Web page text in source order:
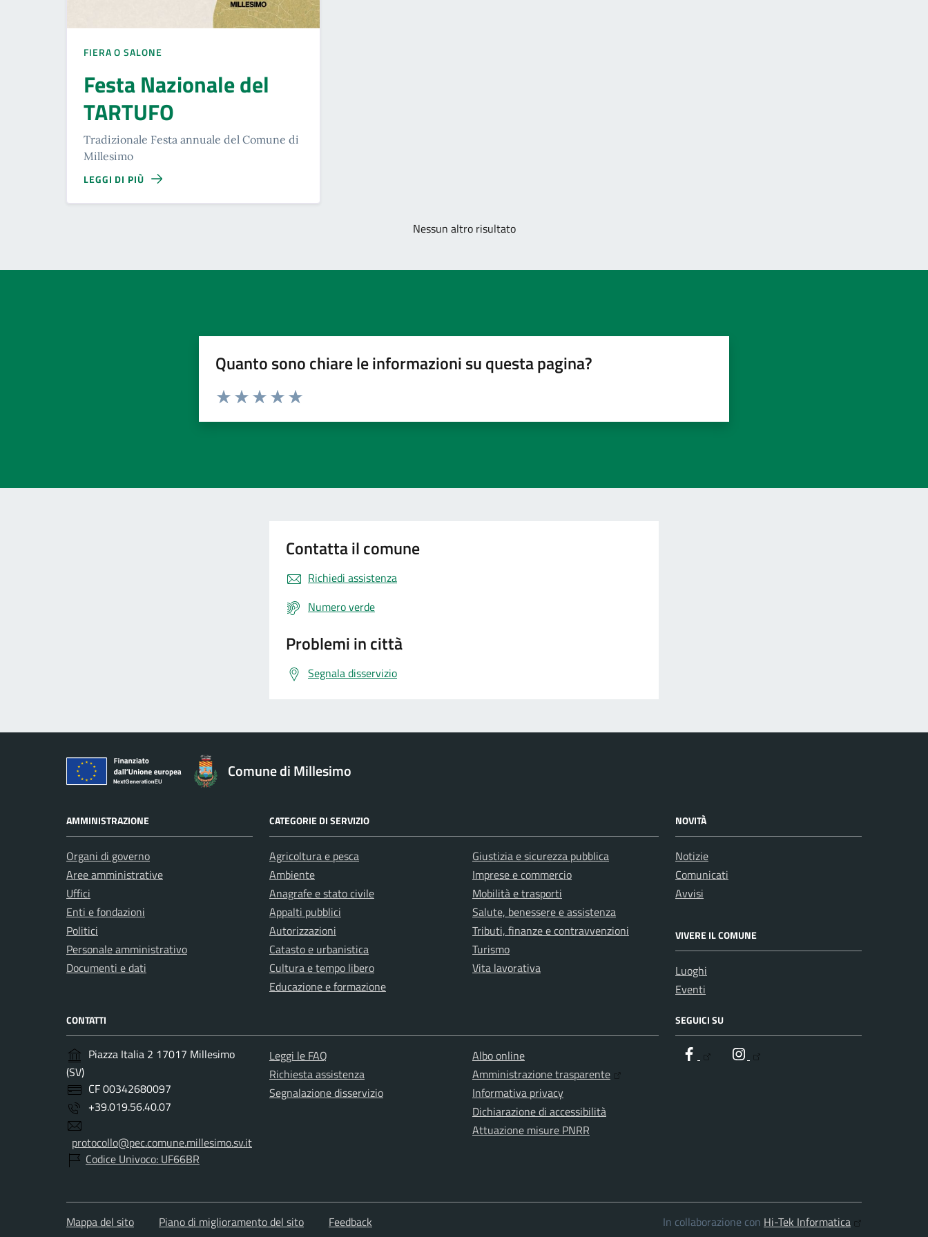
FIERA O SALONE
Festa Nazionale del
TARTUFO
Tradizionale Festa annuale del Comune di
Millesimo
LEGGI DI PIÙ
Nessun altro risultato
Quanto sono chiare le informazioni su questa pagina?
Valuta da 1 a 5 stelle la pagina
Contatta il comune
Richiedi assistenza
Numero verde
Problemi in città
Segnala disservizio
Comune di Millesimo
AMMINISTRAZIONE
Organi di governo
Aree amministrative
Uffici
Enti e fondazioni
Politici
Personale amministrativo
Documenti e dati
CATEGORIE DI SERVIZIO
Agricoltura e pesca
Ambiente
Anagrafe e stato civile
Appalti pubblici
Autorizzazioni
Catasto e urbanistica
Cultura e tempo libero
Educazione e formazione
Giustizia e sicurezza pubblica
Imprese e commercio
Mobilità e trasporti
Salute, benessere e assistenza
Tributi, finanze e contravvenzioni
Turismo
Vita lavorativa
NOVITÀ
Notizie
Comunicati
Avvisi
VIVERE IL COMUNE
Luoghi
Eventi
CONTATTI
Piazza Italia 2 17017 Millesimo
(SV)
CF 00342680097
+39.019.56.40.07
protocollo@pec.comune.millesimo.sv.it
Codice Univoco: UF66BR
Leggi le FAQ
Richiesta assistenza
Segnalazione disservizio
Albo online
Amministrazione trasparente
Informativa privacy
Dichiarazione di accessibilità
Attuazione misure PNRR
SEGUICI SU
Facebook Instagram
Mappa del sito Piano di miglioramento del sito Feedback In collaborazione con Hi-Tek Informatica